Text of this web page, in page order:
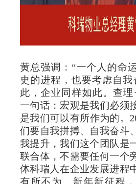
黄总强调：“一个人的命
史的进程，也要考虑自我
此，企业同样如此。查理
一句话：宏观是我们必须
是我们可以有所作为的。
们要自我拼搏、自我奋斗
我提升，我们这个团队是
联合体，不需要任何一个
体科瑞人在企业发展进程
有所不为。新年新征程